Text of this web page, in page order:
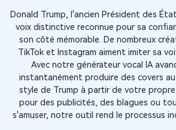
Donald Trump, l'ancien Président des
voix distinctive reconnue pour sa
son côté mémorable. De nombreux
TikTok et Instagram aiment imiter sa
Avec notre générateur vocal IA
instantanément produire des covers
style de Trump à partir de votre
pour des publicités, des blagues ou
s'amuser, notre outil rend le processus